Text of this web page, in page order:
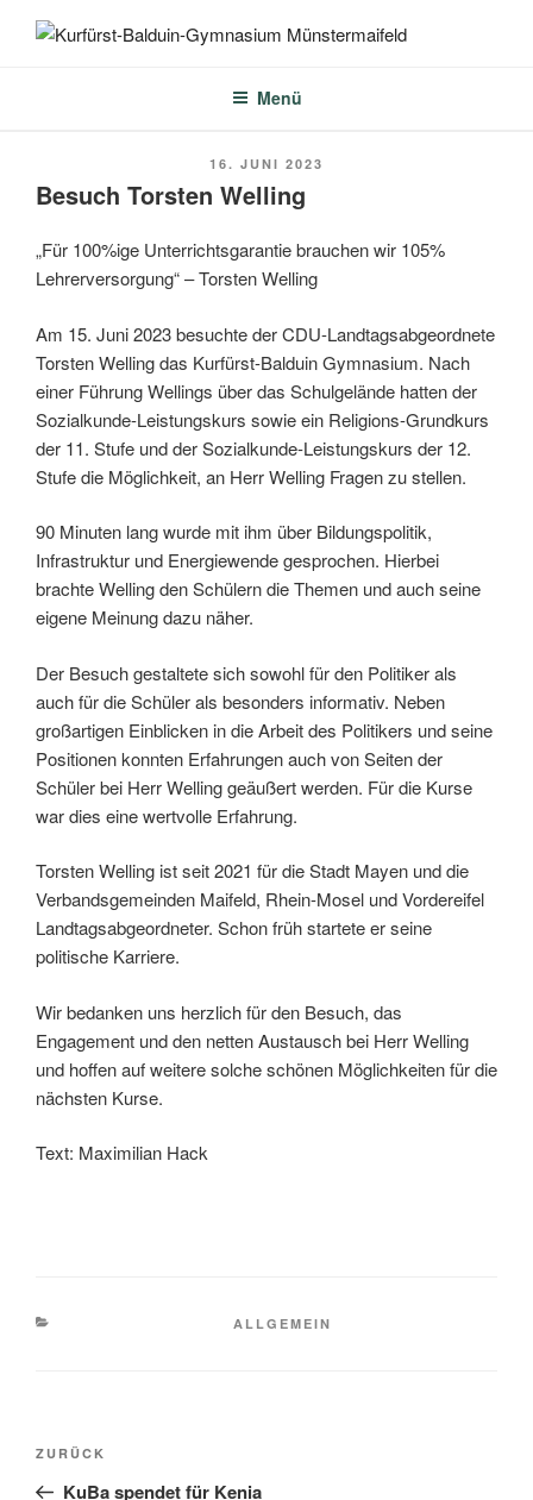
Inhalt
Menü
VERÖFFENTLICHT
AM
16. JUNI 2023
Besuch Torsten Welling
„Für 100%ige Unterrichtsgarantie brauchen wir 105%
Lehrerversorgung“ – Torsten Welling
Am 15. Juni 2023 besuchte der CDU-Landtagsabgeordnete
Torsten Welling das Kurfürst-Balduin Gymnasium. Nach
einer Führung Wellings über das Schulgelände hatten der
Sozialkunde-Leistungskurs sowie ein Religions-Grundkurs
der 11. Stufe und der Sozialkunde-Leistungskurs der 12.
Stufe die Möglichkeit, an Herr Welling Fragen zu stellen.
90 Minuten lang wurde mit ihm über Bildungspolitik,
Infrastruktur und Energiewende gesprochen. Hierbei
brachte Welling den Schülern die Themen und auch seine
eigene Meinung dazu näher.
Der Besuch gestaltete sich sowohl für den Politiker als
auch für die Schüler als besonders informativ. Neben
großartigen Einblicken in die Arbeit des Politikers und seine
Positionen konnten Erfahrungen auch von Seiten der
Schüler bei Herr Welling geäußert werden. Für die Kurse
war dies eine wertvolle Erfahrung.
Torsten Welling ist seit 2021 für die Stadt Mayen und die
Verbandsgemeinden Maifeld, Rhein-Mosel und Vordereifel
Landtagsabgeordneter. Schon früh startete er seine
politische Karriere.
Wir bedanken uns herzlich für den Besuch, das
Engagement und den netten Austausch bei Herr Welling
und hoffen auf weitere solche schönen Möglichkeiten für die
nächsten Kurse.
Text: Maximilian Hack
KATEGORIEN
ALLGEMEIN
Beitragsnavigation
Vorheriger
Beitrag
ZURÜCK
KuBa spendet für Kenia